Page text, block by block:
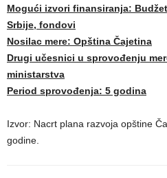
Mogući izvori finansiranja:
Srbije, fondovi
Nosilac mere: Opština Čajetina
Drugi učesnici u sprovođenju
ministarstva
Period sprovođenja: 5 godina
Izvor: Nacrt plana razvoja opštine
godine.